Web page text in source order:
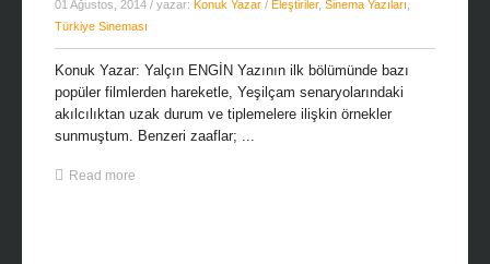
01 Ağustos, 2014 / yazar: Konuk Yazar / Eleştiriler, Sinema Yazıları
Türkiye Sineması
Konuk Yazar: Yalçın ENGİN Yazının ilk bölümünde bazı
popüler filmlerden hareketle, Yeşilçam senaryolarındaki
akılcılıktan uzak durum ve tiplemelere ilişkin örnekler
sunmuştum. Benzeri zaaflar; ...
Read more